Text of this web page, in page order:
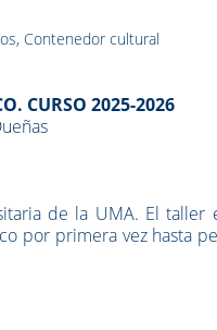
Contenedor cultural
CURSO 2025-2026
de la UMA. El
por primera vez hasta